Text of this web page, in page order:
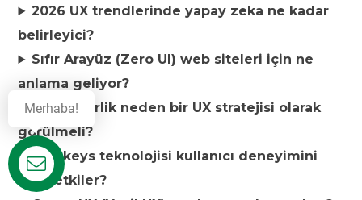
2026 UX trendlerinde yapay zeka ne kadar
belirleyici?
Sıfır Arayüz (Zero UI) web siteleri için ne
anlama geliyor?
Erişilebilirlik neden bir UX stratejisi olarak
görülmeli?
Passkeys teknolojisi kullanıcı deneyimini
nasıl etkiler?
Destek
Merhaba!